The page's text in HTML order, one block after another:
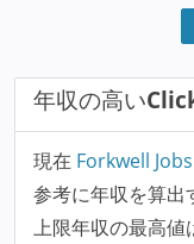
年収の高い
現在 Forkwell Jobs
参考に年収を算出
上限年収の最高値